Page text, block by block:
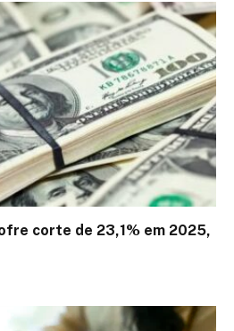
corte de 23,1% em 2025,